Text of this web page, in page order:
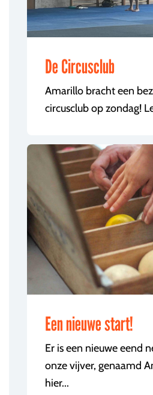
De Circusclub
Amarillo bracht een
circusclub op zondag!
Een nieuwe start!
Er is een nieuwe eend
onze vijver, genaamd
hier...